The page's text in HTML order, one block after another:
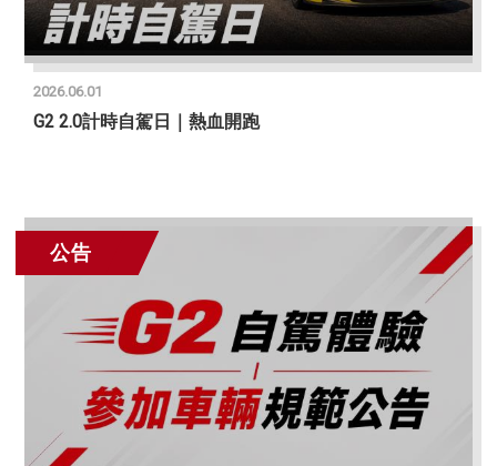
2026.06.01
G2 2.0計時自駕日｜熱血開跑
公告